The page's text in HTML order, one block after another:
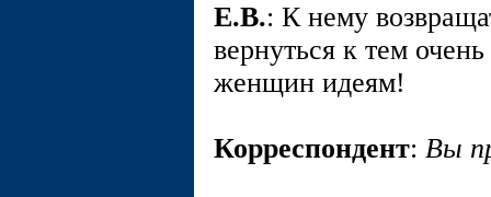
E.В.: К нему
вернуться к тем
женщин идеям!
Корреспондент: Вы